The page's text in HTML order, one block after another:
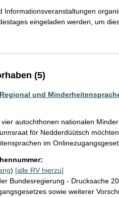
Informationsveranstaltungen
eingeladen werden, um
(5)
und
autochthonen nationalen
för Nedderdüütsch
im
) [alle RV hierzu]
Bundesregierung - Drucksache
sowie weiterer